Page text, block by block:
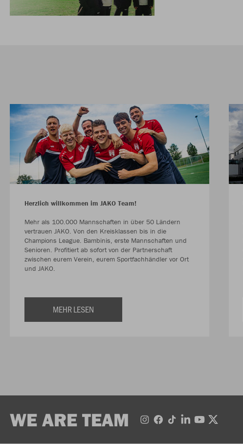
Herzlich willkommen im JAKO Team!
Mehr als 100.000 Mannschaften in über 50 Ländern
vertrauen JAKO. Von den Kreisklassen bis in die
Champions League. Bambinis, erste Mannschaften und
Senioren. Profitiert ab sofort von der Partnerschaft
zwischen eurem Verein, eurem Sportfachhändler vor Ort
und JAKO.
MEHR LESEN
WE ARE TEAM